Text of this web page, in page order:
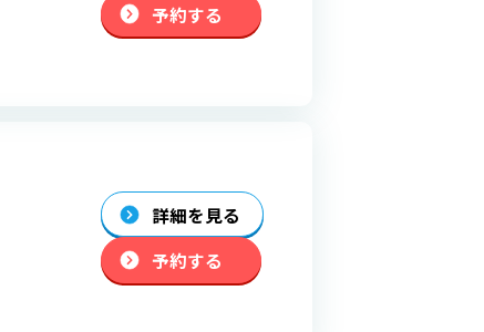
予約する
詳細を見る
予約する